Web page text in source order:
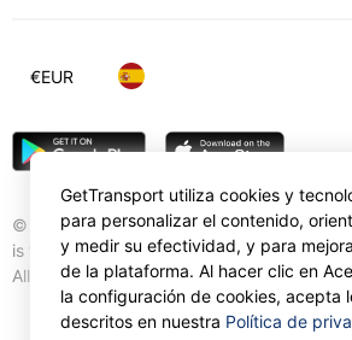
© Gettransport International Limited.
is trademark of Gettransport International
All rights reserved.
€EUR
GetTransport utiliza cookies y
para personalizar el contenido,
y medir su efectividad, y para
de la plataforma. Al hacer clic en
la configuración de cookies, acepta
descritos en nuestra Política de